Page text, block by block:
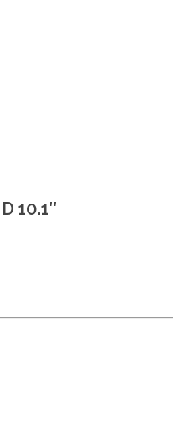
10.1″